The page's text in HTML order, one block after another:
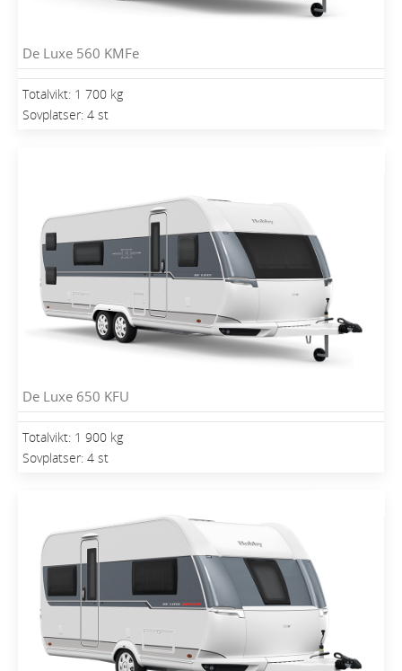
De Luxe 560 KMFe
Totalvikt: 1 700 kg
Sovplatser: 4 st
De Luxe 650 KFU
Totalvikt: 1 900 kg
Sovplatser: 4 st